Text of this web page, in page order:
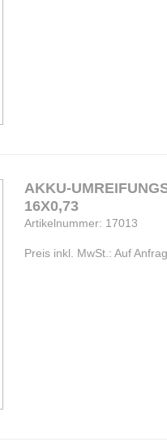
AKKU-
16X0,73
Artikelnummer: 17013
Preis inkl. MwSt.: Auf